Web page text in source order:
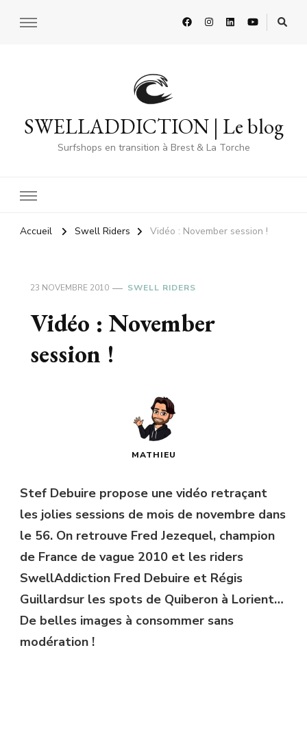
SWELLADDICTION | Le blog
Surfshops en transition à Brest & La Torche
Accueil Swell Riders Vidéo : November session !
23 NOVEMBRE 2010 SWELL RIDERS
Vidéo : November
session !
MATHIEU
Stef Debuire propose une vidéo retraçant
les jolies sessions de mois de novembre dans
le 56. On retrouve Fred Jezequel, champion
de France de vague 2010 et les riders
SwellAddiction Fred Debuire et Régis
Guillardsur les spots de Quiberon à Lorient…
De belles images à consommer sans
modération !